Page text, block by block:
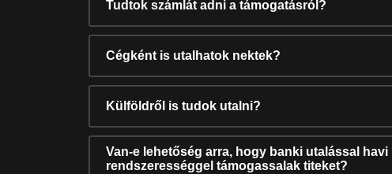
Tudtok számlát adni a támogatásról?
Cégként is utalhatok nektek?
Külföldről is tudok utalni?
Van-e lehetőség arra, hogy banki utalással havi
rendszerességgel támogassalak titeket?